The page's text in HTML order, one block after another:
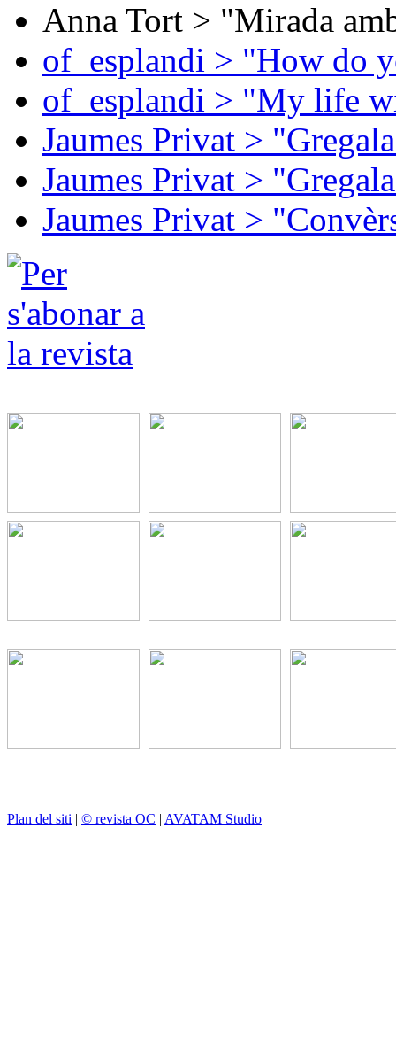
Anna Tort > "Mirada
of_esplandi > "How do
of_esplandi > "My life
Jaumes Privat >
Jaumes Privat >
Jaumes Privat >
Plan del siti | © revista OC | AVATAM Studio